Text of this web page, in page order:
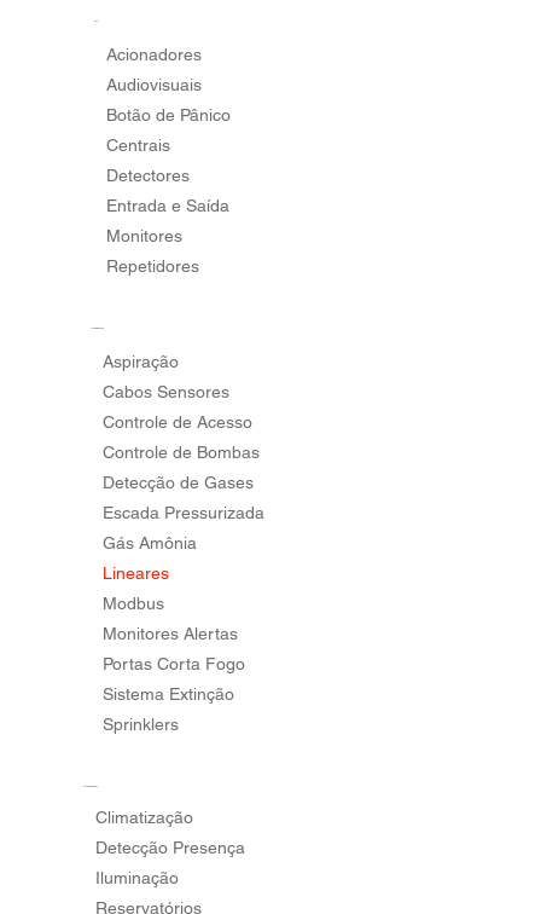
Acionadores
Audiovisuais
Botão de Pânico
Centrais
Detectores
Entrada e Saída
Monitores
Repetidores
Aspiração
Cabos Sensores
Controle de Acesso
Controle de Bombas
Detecção de Gases
Escada Pressurizada
Gás Amônia
Lineares
Modbus
Monitores Alertas
Portas Corta Fogo
Sistema Extinção
Sprinklers
Climatização
Detecção Presença
Iluminação
Reservatórios